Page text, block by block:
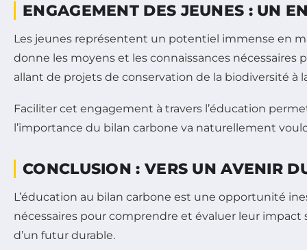
ENGAGEMENT DES JEUNES : UN
Les jeunes représentent un potentiel immense en
donne les moyens et les connaissances
allant de projets de conservation de la biodiversité à
Faciliter cet engagement à travers l’éducation
l’importance du bilan carbone va naturellement
CONCLUSION : VERS UN AVENIR
L’éducation au bilan carbone est une opportunité
nécessaires pour comprendre et évaluer leur impact
d’un futur durable.